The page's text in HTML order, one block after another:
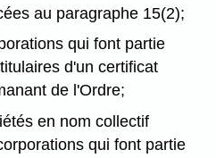
au paragraphe 15(2);
qui font partie
d'un certificat
de l'Ordre;
en nom collectif
qui font partie